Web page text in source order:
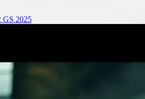
GS 2025